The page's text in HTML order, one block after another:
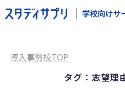
導入の
導入事例校TOP
タグ：志望理